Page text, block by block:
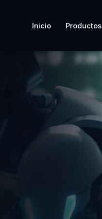
Inicio Productos